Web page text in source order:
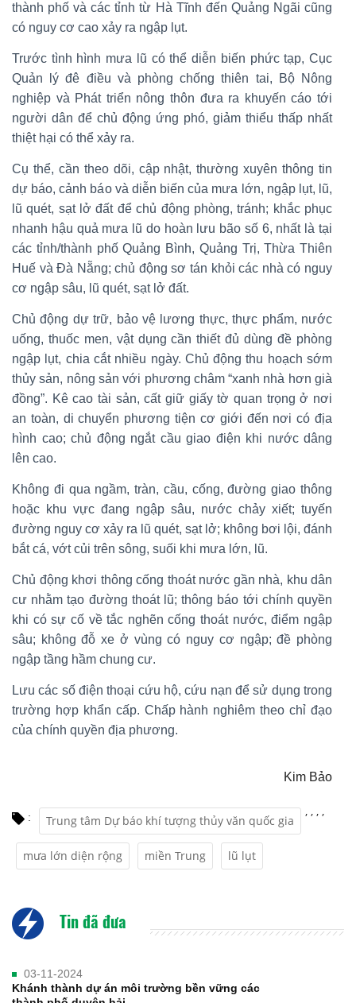
thành phố và các tỉnh từ Hà Tĩnh đến Quảng Ngãi cũng
có nguy cơ cao xảy ra ngập lụt.
Trước tình hình mưa lũ có thể diễn biến phức tạp, Cục
Quản lý đê điều và phòng chống thiên tai, Bộ Nông
nghiệp và Phát triển nông thôn đưa ra khuyến cáo tới
người dân để chủ động ứng phó, giảm thiểu thấp nhất
thiệt hại có thể xảy ra.
Cụ thể, cần theo dõi, cập nhật, thường xuyên thông tin
dự báo, cảnh báo và diễn biến của mưa lớn, ngập lụt, lũ,
lũ quét, sạt lở đất để chủ động phòng, tránh; khắc phục
nhanh hậu quả mưa lũ do hoàn lưu bão số 6, nhất là tại
các tỉnh/thành phố Quảng Bình, Quảng Trị, Thừa Thiên
Huế và Đà Nẵng; chủ động sơ tán khỏi các nhà có nguy
cơ ngập sâu, lũ quét, sạt lở đất.
Chủ động dự trữ, bảo vệ lương thực, thực phẩm, nước
uống, thuốc men, vật dụng cần thiết đủ dùng đề phòng
ngập lụt, chia cắt nhiều ngày. Chủ động thu hoạch sớm
thủy sản, nông sản với phương châm “xanh nhà hơn già
đồng”. Kê cao tài sản, cất giữ giấy tờ quan trọng ở nơi
an toàn, di chuyển phương tiện cơ giới đến nơi có địa
hình cao; chủ động ngắt cầu giao điện khi nước dâng
lên cao.
Không đi qua ngầm, tràn, cầu, cống, đường giao thông
hoặc khu vực đang ngập sâu, nước chảy xiết; tuyến
đường nguy cơ xảy ra lũ quét, sạt lở; không bơi lội, đánh
bắt cá, vớt củi trên sông, suối khi mưa lớn, lũ.
Chủ động khơi thông cống thoát nước gần nhà, khu dân
cư nhằm tạo đường thoát lũ; thông báo tới chính quyền
khi có sự cố về tắc nghẽn cống thoát nước, điểm ngập
sâu; không đỗ xe ở vùng có nguy cơ ngập; đề phòng
ngập tầng hầm chung cư.
Lưu các số điện thoại cứu hộ, cứu nạn để sử dụng trong
trường hợp khẩn cấp. Chấp hành nghiêm theo chỉ đạo
của chính quyền địa phương.
Kim Bảo
: Trung tâm Dự báo khí tượng thủy văn quốc gia
,
mưa lớn diện rộng
,
miền Trung
,
lũ lụt
,
Tin đã đưa
03-11-2024
Khánh thành dự án môi trường bền vững các